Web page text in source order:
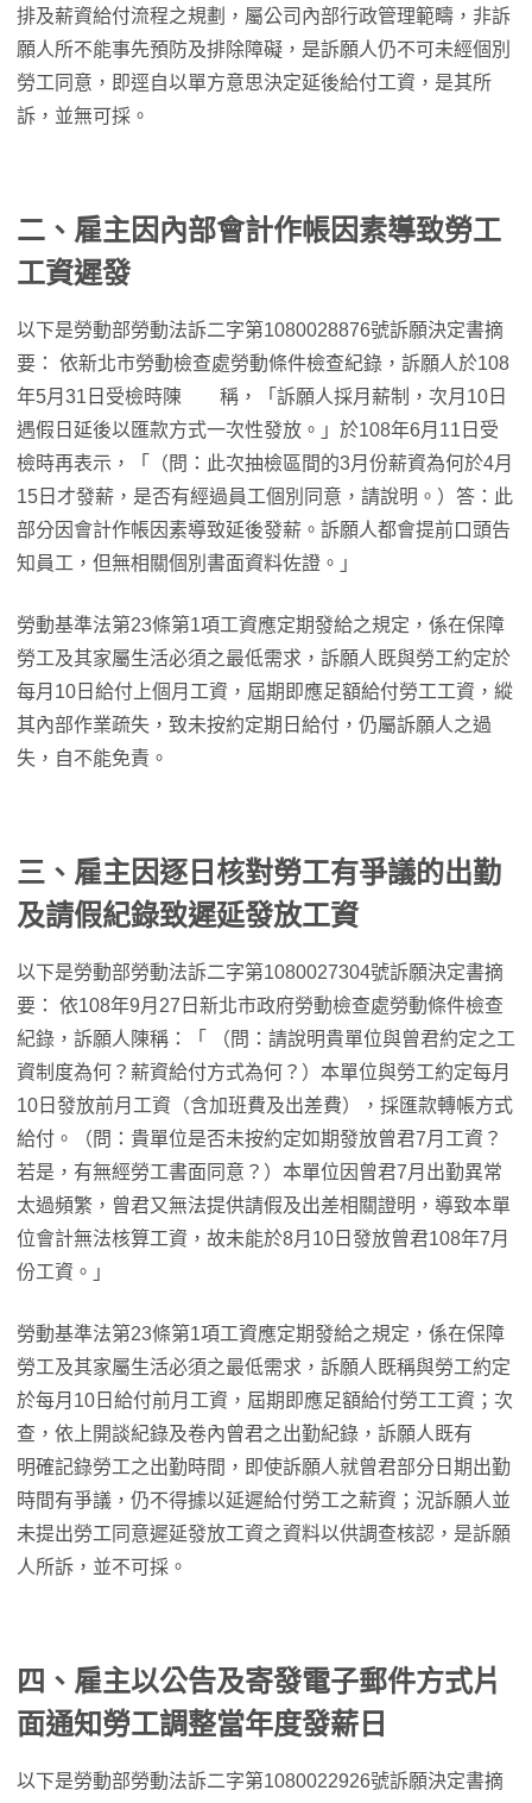
排及薪資給付流程之規劃，屬公司內部行政管理範疇，非訴
願人所不能事先預防及排除障礙，是訴願人仍不可未經個別
勞工同意，即逕自以單方意思決定延後給付工資，是其所
訴，並無可採。
二、雇主因內部會計作帳因素導致勞工
工資遲發
以下是勞動部勞動法訴二字第1080028876號訴願決定書摘
要： 依新北市勞動檢查處勞動條件檢查紀錄，訴願人於108
年5月31日受檢時陳 稱，「訴願人採月薪制，次月10日
遇假日延後以匯款方式一次性發放。」於108年6月11日受
檢時再表示，「（問：此次抽檢區間的3月份薪資為何於4月
15日才發薪，是否有經過員工個別同意，請說明。）答：此
部分因會計作帳因素導致延後發薪。訴願人都會提前口頭告
知員工，但無相關個別書面資料佐證。」
勞動基準法第23條第1項工資應定期發給之規定，係在保障
勞工及其家屬生活必須之最低需求，訴願人既與勞工約定於
每月10日給付上個月工資，屆期即應足額給付勞工工資，縱
其內部作業疏失，致未按約定期日給付，仍屬訴願人之過
失，自不能免責。
三、雇主因逐日核對勞工有爭議的出勤
及請假紀錄致遲延發放工資
以下是勞動部勞動法訴二字第1080027304號訴願決定書摘
要： 依108年9月27日新北市政府勞動檢查處勞動條件檢查
紀錄，訴願人陳稱：「 （問：請說明貴單位與曾君約定之工
資制度為何？薪資給付方式為何？）本單位與勞工約定每月
10日發放前月工資（含加班費及出差費），採匯款轉帳方式
給付。（問：貴單位是否未按約定如期發放曾君7月工資？
若是，有無經勞工書面同意？）本單位因曾君7月出勤異常
太過頻繁，曾君又無法提供請假及出差相關證明，導致本單
位會計無法核算工資，故未能於8月10日發放曾君108年7月
份工資。」
勞動基準法第23條第1項工資應定期發給之規定，係在保障
勞工及其家屬生活必須之最低需求，訴願人既稱與勞工約定
於每月10日給付前月工資，屆期即應足額給付勞工工資；次
查，依上開談紀錄及卷內曾君之出勤紀錄，訴願人既有
明確記錄勞工之出勤時間，即使訴願人就曾君部分日期出勤
時間有爭議，仍不得據以延遲給付勞工之薪資；況訴願人並
未提出勞工同意遲延發放工資之資料以供調查核認，是訴願
人所訴，並不可採。
四、雇主以公告及寄發電子郵件方式片
面通知勞工調整當年度發薪日
以下是勞動部勞動法訴二字第1080022926號訴願決定書摘